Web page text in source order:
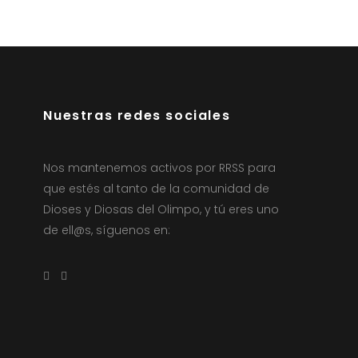
Nuestras redes sociales
Nos mantenemos activos por RRSS para
que estés al tanto de la comunidad de
Dioses y Diosas del Olimpo, y tú eres uno
de ell@s, síguenos en: